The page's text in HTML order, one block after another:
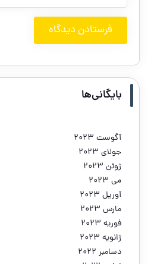
بایگانی‌ها
آگوست 2023
جولای 2023
ژوئن 2023
می 2023
آوریل 2023
مارس 2023
فوریه 2023
ژانویه 2023
دسامبر 2022